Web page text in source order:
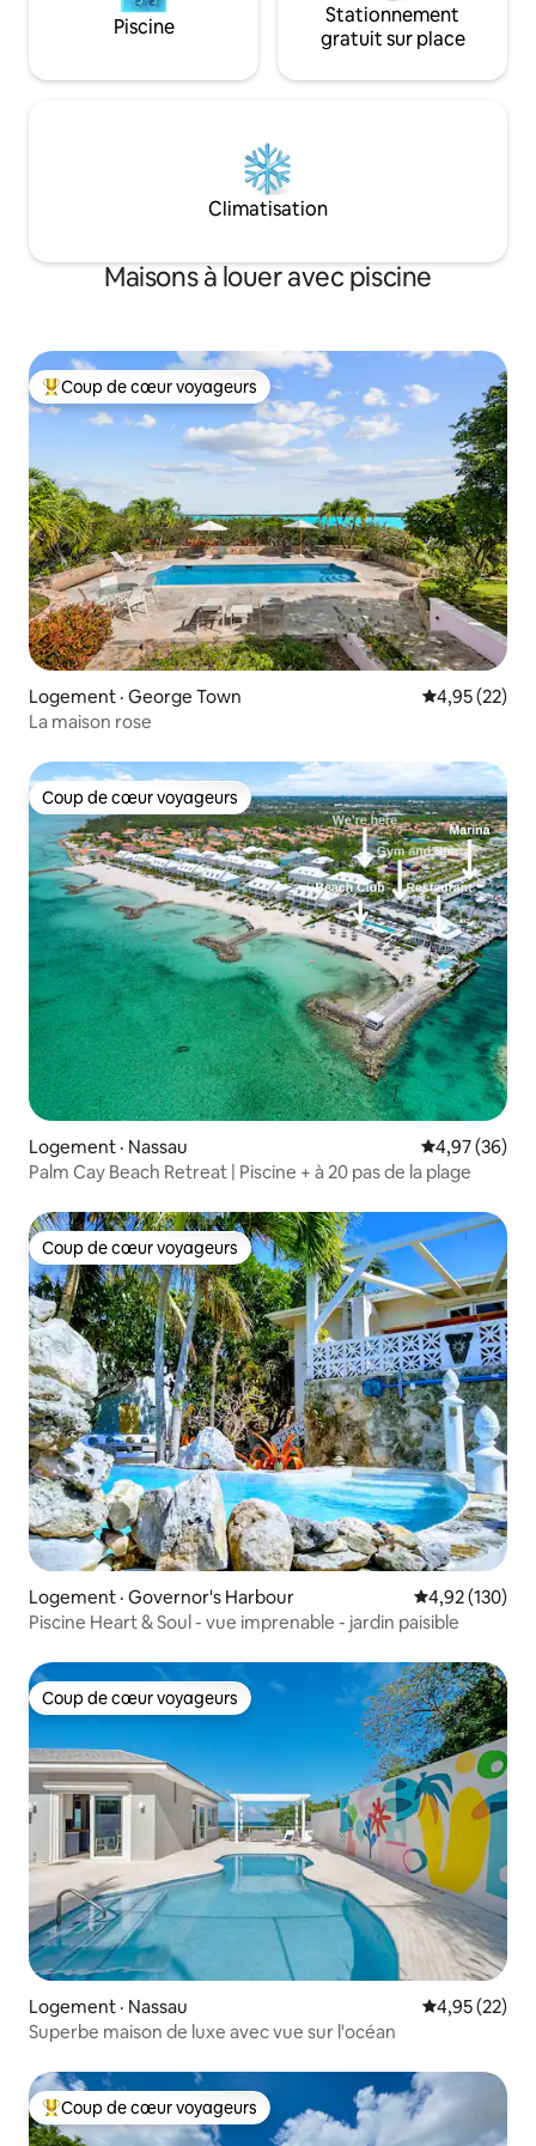
Piscine
Stationnement
gratuit sur place
Climatisation
Maisons à louer avec piscine
Coup de cœur voyageurs parmi les plus aimés
Coup de cœur voyageurs
Logement · George Town Note
4,95 (22)
La maison rose
Coup de cœur voyageurs
Coup de cœur voyageurs
Logement · Nassau Note
4,97 (36)
Palm Cay Beach Retreat | Piscine + à 20 pas de la plage
Coup de cœur voyageurs
Coup de cœur voyageurs
Logement · Governor's Harbour Note
4,92 (130)
Piscine Heart & Soul - vue imprenable - jardin paisible
Coup de cœur voyageurs
Coup de cœur voyageurs
Logement · Nassau Note
4,95 (22)
Superbe maison de luxe avec vue sur l'océan
Coup de cœur voyageurs parmi les plus aimés
Coup de cœur voyageurs